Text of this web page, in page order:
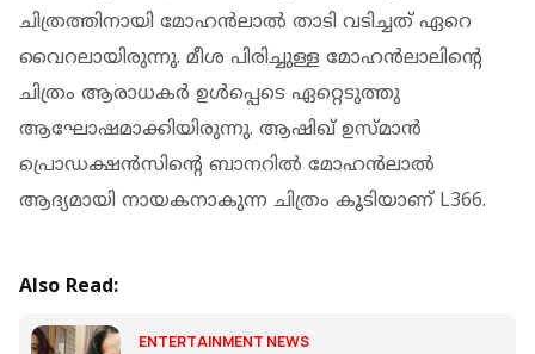
ചിത്രത്തിനായി മോഹൻലാൽ താടി വടിച്ചത് ഏറെ
വൈറലായിരുന്നു. മീശ പിരിച്ചുള്ള മോഹൻലാലിന്റെ
ചിത്രം ആരാധകർ ഉൾപ്പെടെ ഏറ്റെടുത്തു
ആഘോഷമാക്കിയിരുന്നു. ആഷിഖ് ഉസ്മാന്‍
പ്രൊഡക്ഷന്‍സിന്റെ ബാനറില്‍ മോഹന്‍ലാല്‍
ആദ്യമായി നായകനാകുന്ന ചിത്രം കൂടിയാണ് L366.
Also Read:
ENTERTAINMENT NEWS